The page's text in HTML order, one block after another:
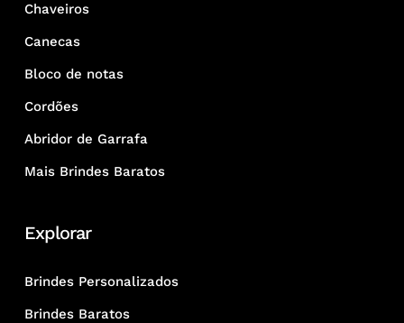
Chaveiros
Canecas
Bloco de notas
Cordões
Abridor de Garrafa
Mais Brindes Baratos
Explorar
Brindes Personalizados
Brindes Baratos